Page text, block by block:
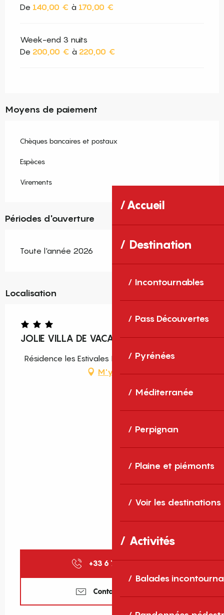
Accueil
Destination
Incontournables
Pass Découvertes
Pyrénées
Méditerranée
Perpignan
Plaine et piémonts
Voir les destinations
Activités
Balades
De 140,00 € à 170,00 €
Week-end 3 nuits
De 200,00 € à 220,00 €
Moyens de paiement
Chèques bancaires et postaux
Espèces
Virements
Périodes d'ouverture
Toute l'année 2026
Localisation
JOLIE VILLA DE VACANCES CLIMATISÉE T3
Résidence les Estivales IV, 66750 Saint-Cyprien
M'y rendre
+33 6 74 81 03▒▒
Contactez-nous